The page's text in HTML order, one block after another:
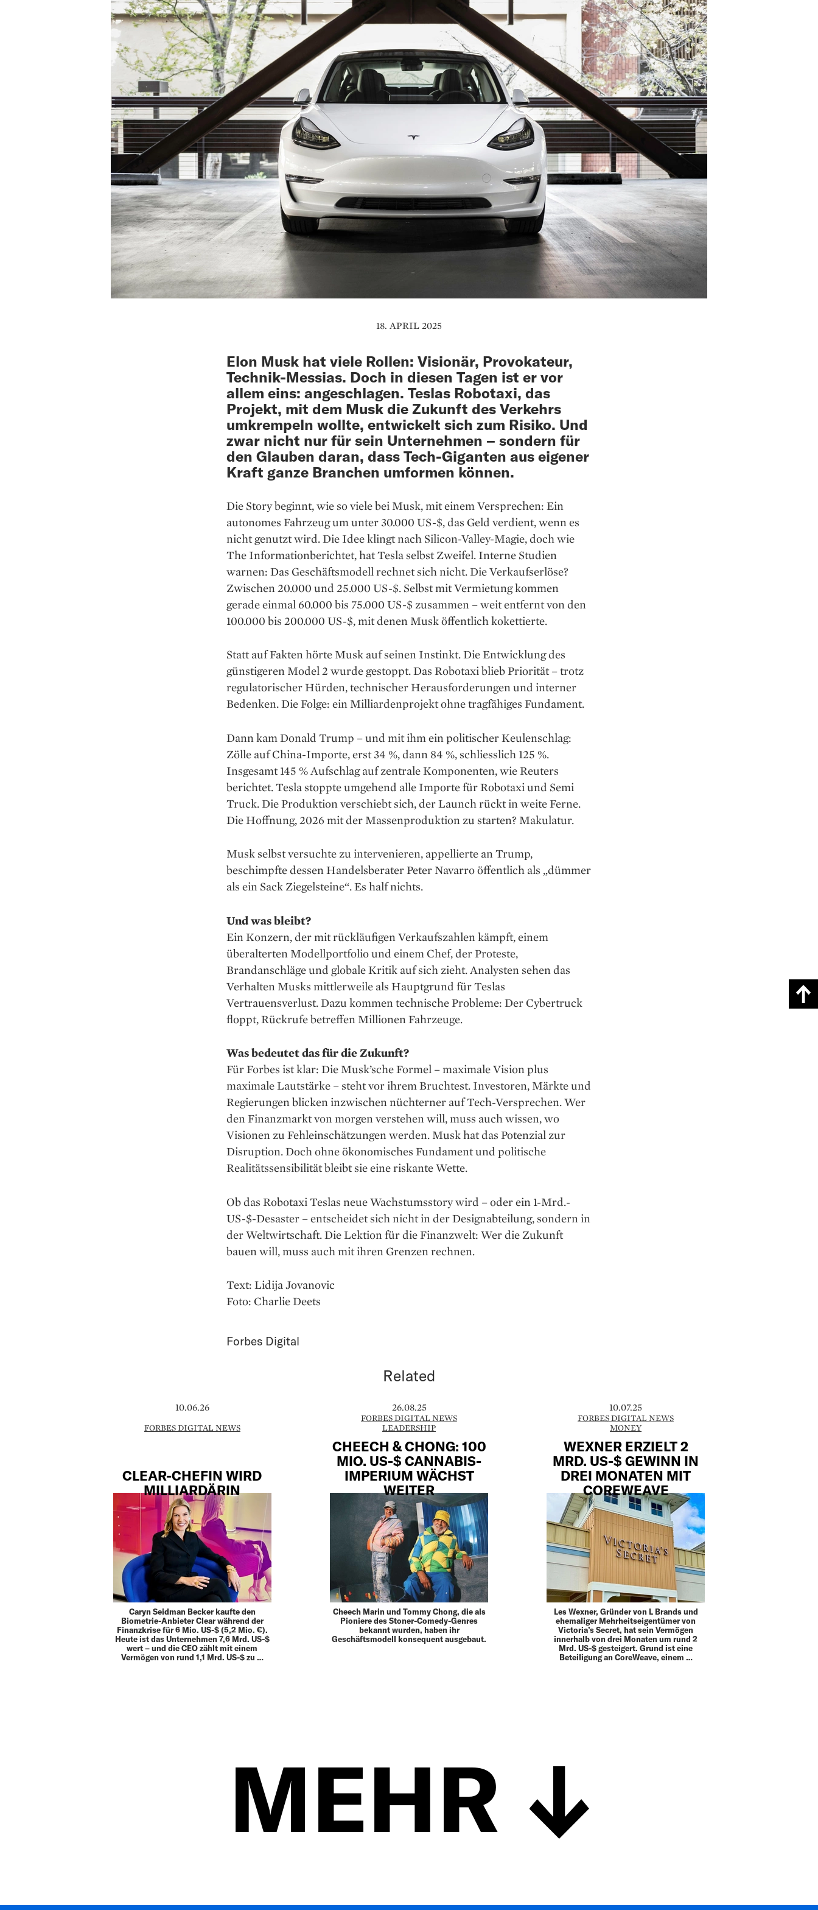
18. APRIL 2025
Elon Musk hat viele Rollen: Visionär, Provokateur,
Technik-Messias. Doch in diesen Tagen ist er vor
allem eins: angeschlagen. Teslas Robotaxi, das
Projekt, mit dem Musk die Zukunft des Verkehrs
umkrempeln wollte, entwickelt sich zum Risiko. Und
zwar nicht nur für sein Unternehmen – sondern für
den Glauben daran, dass Tech-Giganten aus eigener
Kraft ganze Branchen umformen können.
Die Story beginnt, wie so viele bei Musk, mit einem Versprechen: Ein
autonomes Fahrzeug um unter 30.000 US-$, das Geld verdient, wenn es
nicht genutzt wird. Die Idee klingt nach Silicon-Valley-Magie, doch wie
The Informationberichtet, hat Tesla selbst Zweifel. Interne Studien
warnen: Das Geschäftsmodell rechnet sich nicht. Die Verkaufserlöse?
Zwischen 20.000 und 25.000 US-$. Selbst mit Vermietung kommen
gerade einmal 60.000 bis 75.000 US-$ zusammen – weit entfernt von den
100.000 bis 200.000 US-$, mit denen Musk öffentlich kokettierte.
Statt auf Fakten hörte Musk auf seinen Instinkt. Die Entwicklung des
günstigeren Model 2 wurde gestoppt. Das Robotaxi blieb Priorität – trotz
regulatorischer Hürden, technischer Herausforderungen und interner
Bedenken. Die Folge: ein Milliardenprojekt ohne tragfähiges Fundament.
Dann kam Donald Trump – und mit ihm ein politischer Keulenschlag:
Zölle auf China-Importe, erst 34 %, dann 84 %, schliesslich 125 %.
Insgesamt 145 % Aufschlag auf zentrale Komponenten, wie Reuters
berichtet. Tesla stoppte umgehend alle Importe für Robotaxi und Semi
Truck. Die Produktion verschiebt sich, der Launch rückt in weite Ferne.
Die Hoffnung, 2026 mit der Massenproduktion zu starten? Makulatur.
Musk selbst versuchte zu intervenieren, appellierte an Trump,
beschimpfte dessen Handelsberater Peter Navarro öffentlich als „dümmer
als ein Sack Ziegelsteine“. Es half nichts.
Und was bleibt?
Ein Konzern, der mit rückläufigen Verkaufszahlen kämpft, einem
überalterten Modellportfolio und einem Chef, der Proteste,
Brandanschläge und globale Kritik auf sich zieht. Analysten sehen das
Verhalten Musks mittlerweile als Hauptgrund für Teslas
Vertrauensverlust. Dazu kommen technische Probleme: Der Cybertruck
floppt, Rückrufe betreffen Millionen Fahrzeuge.
Was bedeutet das für die Zukunft?
Für Forbes ist klar: Die Musk’sche Formel – maximale Vision plus
maximale Lautstärke – steht vor ihrem Bruchtest. Investoren, Märkte und
Regierungen blicken inzwischen nüchterner auf Tech-Versprechen. Wer
den Finanzmarkt von morgen verstehen will, muss auch wissen, wo
Visionen zu Fehleinschätzungen werden. Musk hat das Potenzial zur
Disruption. Doch ohne ökonomisches Fundament und politische
Realitätssensibilität bleibt sie eine riskante Wette.
Ob das Robotaxi Teslas neue Wachstumsstory wird – oder ein 1-Mrd.-
US-$-Desaster – entscheidet sich nicht in der Designabteilung, sondern in
der Weltwirtschaft. Die Lektion für die Finanzwelt: Wer die Zukunft
bauen will, muss auch mit ihren Grenzen rechnen.
Text: Lidija Jovanovic
Foto: Charlie Deets
Forbes Digital
Related
10.06.26
FORBES DIGITAL NEWS
CLEAR-CHEFIN WIRD
MILLIARDÄRIN
Caryn Seidman Becker kaufte den
Biometrie-Anbieter Clear während der
Finanzkrise für 6 Mio. US-$ (5,2 Mio. €).
Heute ist das Unternehmen 7,6 Mrd. US-$
wert – und die CEO zählt mit einem
Vermögen von rund 1,1 Mrd. US-$ zu …
26.08.25
FORBES DIGITAL NEWS
LEADERSHIP
CHEECH & CHONG: 100
MIO. US-$ CANNABIS-
IMPERIUM WÄCHST
WEITER
Cheech Marin und Tommy Chong, die als
Pioniere des Stoner-Comedy-Genres
bekannt wurden, haben ihr
Geschäftsmodell konsequent ausgebaut.
10.07.25
FORBES DIGITAL NEWS
MONEY
WEXNER ERZIELT 2
MRD. US-$ GEWINN IN
DREI MONATEN MIT
COREWEAVE
Les Wexner, Gründer von L Brands und
ehemaliger Mehrheitseigentümer von
Victoria’s Secret, hat sein Vermögen
innerhalb von drei Monaten um rund 2
Mrd. US-$ gesteigert. Grund ist eine
Beteiligung an CoreWeave, einem …
MEHR